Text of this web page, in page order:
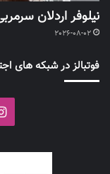
نیلوفر اردلان
2026-08-02
فوتبالز در شبکه های